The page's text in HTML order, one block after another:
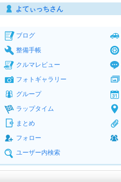
よてぃっちさん
ブログ
整備手帳
クルマレビュー
フォトギャラリー
グループ
ラップタイム
まとめ
フォロー
ユーザー内検索